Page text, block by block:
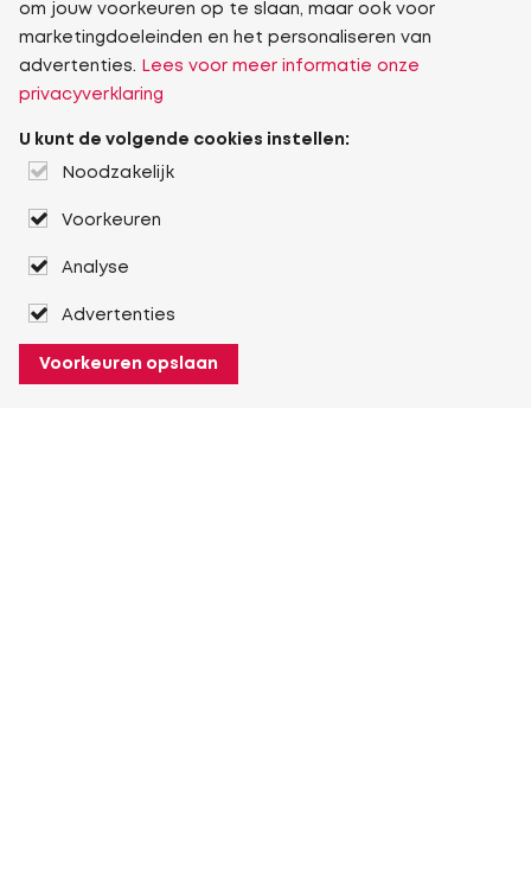
om jouw voorkeuren op te slaan, maar ook voor
marketingdoeleinden en het personaliseren van
advertenties.
Lees voor meer informatie onze
privacyverklaring
U kunt de volgende cookies instellen:
Noodzakelijk
Voorkeuren
Analyse
Advertenties
Voorkeuren opslaan